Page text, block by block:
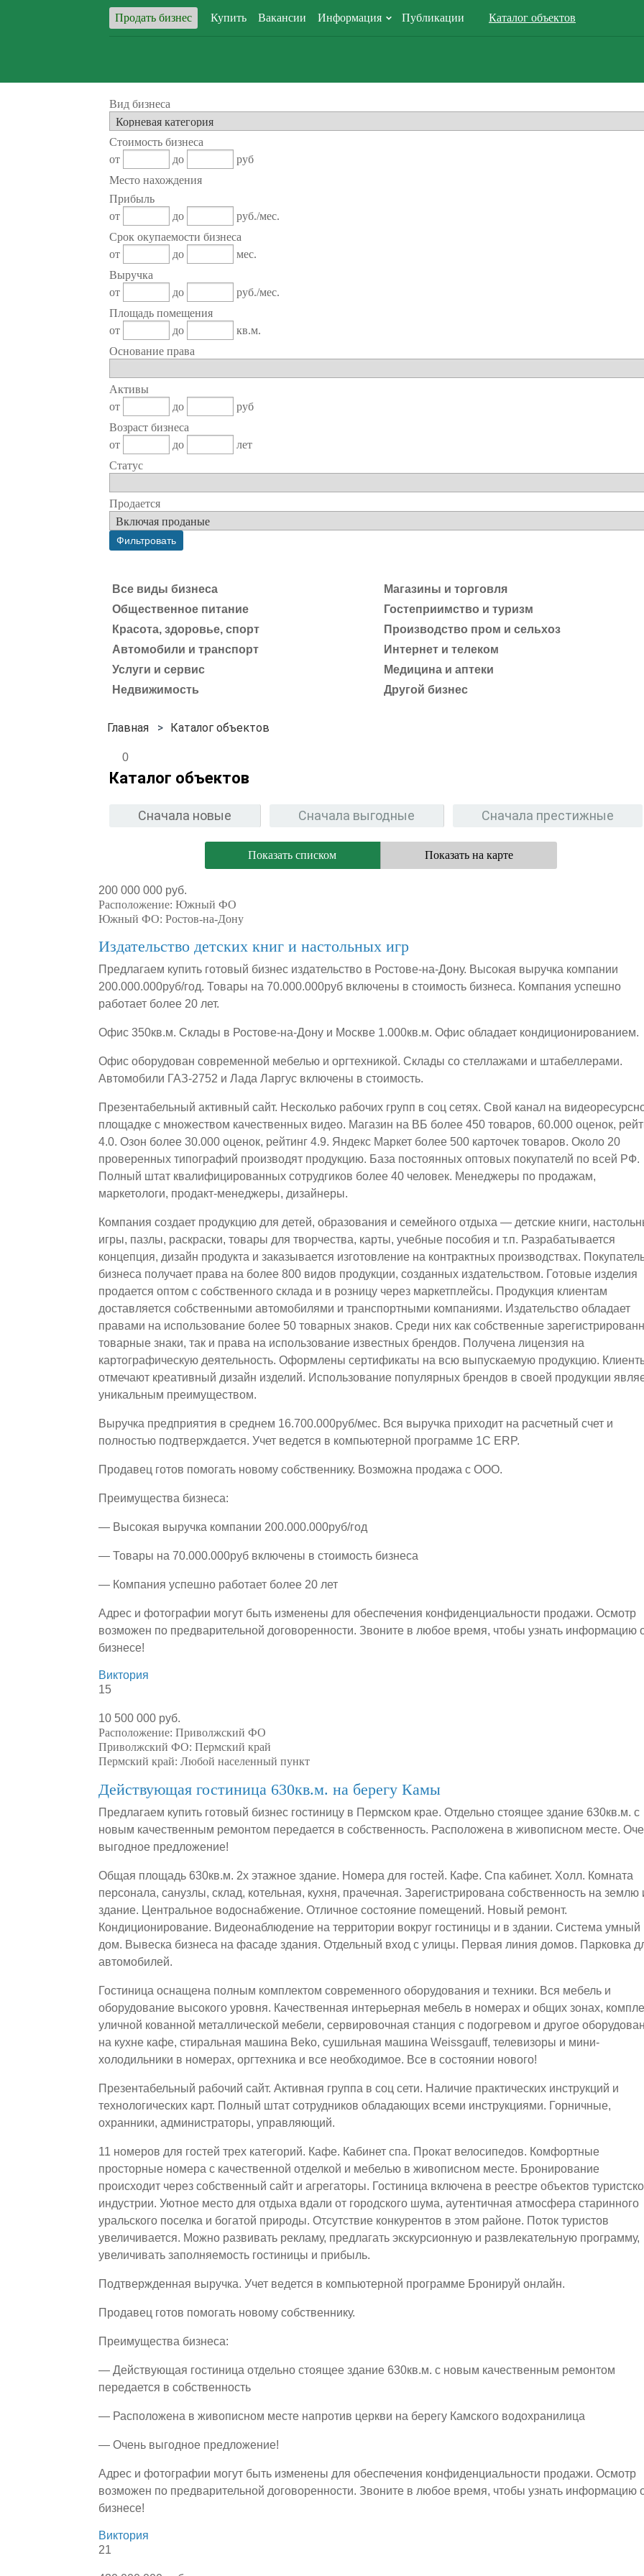
Продать бизнес Купить Вакансии Информация Публикации Каталог объектов
Вид бизнеса
Стоимость бизнеса
от
до
руб
Место нахождения
Прибыль
от
до
руб./мес.
Срок окупаемости бизнеса
от
до
мес.
Выручка
от
до
руб./мес.
Площадь помещения
от
до
кв.м.
Основание права
Активы
от
до
руб
Возраст бизнеса
от
до
лет
Статус
Продается
Все виды бизнеса
Магазины и торговля
Общественное питание
Гостеприимство и туризм
Красота, здоровье, спорт
Производство пром и сельхоз
Автомобили и транспорт
Интернет и телеком
Услуги и сервис
Медицина и аптеки
Недвижимость
Другой бизнес
Каталог объектов
0
Каталог объектов
Сначала новые Сначала выгодные Сначала престижные
Показать списком Показать на карте
200 000 000 руб.
Расположение: Южный ФО
Южный ФО: Ростов-на-Дону
Издательство детских книг и настольных игр
Предлагаем купить готовый бизнес издательство в Ростове-на-Дону. Высокая выручка компании
200.000.000руб/год. Товары на 70.000.000руб включены в стоимость бизнеса. Компания успешно
работает более 20 лет.
Офис 350кв.м. Склады в Ростове-на-Дону и Москве 1.000кв.м. Офис обладает кондиционированием.
Офис оборудован современной мебелью и оргтехникой. Склады со стеллажами и штабеллерами.
Автомобили ГАЗ-2752 и Лада Ларгус включены в стоимость.
Презентабельный активный сайт. Несколько рабочих групп в соц сетях. Свой канал на
площадке с множеством качественных видео. Магазин на ВБ более 450 товаров, 60.000 оценок,
4.0. Озон более 30.000 оценок, рейтинг 4.9. Яндекс Маркет более 500 карточек товаров. Около 20
проверенных типографий производят продукцию. База постоянных оптовых покупателй по всей РФ.
Полный штат квалифицированных сотрудгиков более 40 человек. Менеджеры по продажам,
маркетологи, продакт-менеджеры, дизайнеры.
Компания создает продукцию для детей, образования и семейного отдыха — детские книги,
игры, пазлы, раскраски, товары для творчества, карты, учебные пособия и т.п. Разрабатывается
концепция, дизайн продукта и заказывается изготовление на контрактных производствах.
бизнеса получает права на более 800 видов продукции, созданных издательством. Готовые изделия
продается оптом с собственного склада и в розницу через маркетплейсы. Продукция клиентам
доставляется собственными автомобилями и транспортными компаниями. Издательство обладает
правами на использование более 50 товарных знаков. Среди них как собственные
товарные знаки, так и права на использование известных брендов. Получена лицензия на
картографическую деятельность. Оформлены сертификаты на всю выпускаемую продукцию.
отмечают креативный дизайн изделий. Использование популярных брендов в своей продукции
уникальным преимуществом.
Выручка предприятия в среднем 16.700.000руб/мес. Вся выручка приходит на расчетный счет и
полностью подтверждается. Учет ведется в компьютерной программе 1С ЕRP.
Продавец готов помогать новому собственнику. Возможна продажа с ООО.
Преимущества бизнеса:
— Высокая выручка компании 200.000.000руб/год
— Товары на 70.000.000руб включены в стоимость бизнеса
— Компания успешно работает более 20 лет
Адрес и фотографии могут быть изменены для обеспечения конфиденциальности продажи. Осмотр
возможен по предварительной договоренности. Звоните в любое время, чтобы узнать информацию
бизнесе!
Виктория
15
10 500 000 руб.
Расположение: Приволжский ФО
Приволжский ФО: Пермский край
Пермский край: Любой населенный пункт
Действующая гостиница 630кв.м. на берегу Камы
Предлагаем купить готовый бизнес гостиницу в Пермском крае. Отдельно стоящее здание 630кв.м. с
новым качественным ремонтом передается в собственность. Расположена в живописном месте.
выгодное предложение!
Общая площадь 630кв.м. 2х этажное здание. Номера для гостей. Кафе. Спа кабинет. Холл. Комната
персонала, санузлы, склад, котельная, кухня, прачечная. Зарегистрирована собственность на землю
здание. Центральное водоснабжение. Отличное состояние помещений. Новый ремонт.
Кондиционирование. Видеонаблюдение на территории вокруг гостиницы и в здании. Система умный
дом. Вывеска бизнеса на фасаде здания. Отдельный вход с улицы. Первая линия домов. Парковка
автомобилей.
Гостиница оснащена полным комплектом современного оборудования и техники. Вся мебель и
оборудование высокого уровня. Качественная интерьерная мебель в номерах и общих зонах,
уличной кованной металлической мебели, сервировочная станция с подогревом и другое
на кухне кафе, стиральная машина Beko, сушильная машина Weissgauff, телевизоры и мини-
холодильники в номерах, оргтехника и все необходимое. Все в состоянии нового!
Презентабельный рабочий сайт. Активная группа в соц сети. Наличие практических инструкций и
технологических карт. Полный штат сотрудников обладающих всеми инструкциями. Горничные,
охранники, администраторы, управляющий.
11 номеров для гостей трех категорий. Кафе. Кабинет спа. Прокат велосипедов. Комфортные
просторные номера с качественной отделкой и мебелью в живописном месте. Бронирование
происходит через собственный сайт и агрегаторы. Гостиница включена в реестре объектов
индустрии. Уютное место для отдыха вдали от городского шума, аутентичная атмосфера старинного
уральского поселка и богатой природы. Отсутствие конкурентов в этом районе. Поток туристов
увеличивается. Можно развивать рекламу, предлагать экскурсионную и развлекательную программу,
увеличивать заполняемость гостиницы и прибыль.
Подтвержденная выручка. Учет ведется в компьютерной программе Бронируй онлайн.
Продавец готов помогать новому собственнику.
Преимущества бизнеса:
— Действующая гостиница отдельно стоящее здание 630кв.м. с новым качественным ремонтом
передается в собственность
— Расположена в живописном месте напротив церкви на берегу Камского водохранилица
— Очень выгодное предложение!
Адрес и фотографии могут быть изменены для обеспечения конфиденциальности продажи. Осмотр
возможен по предварительной договоренности. Звоните в любое время, чтобы узнать информацию
бизнесе!
Виктория
21